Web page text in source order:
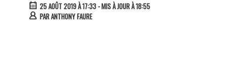
25 AOÛT 2019 À 17:33- MIS À JOUR À 18:55
PARANTHONY FAURE